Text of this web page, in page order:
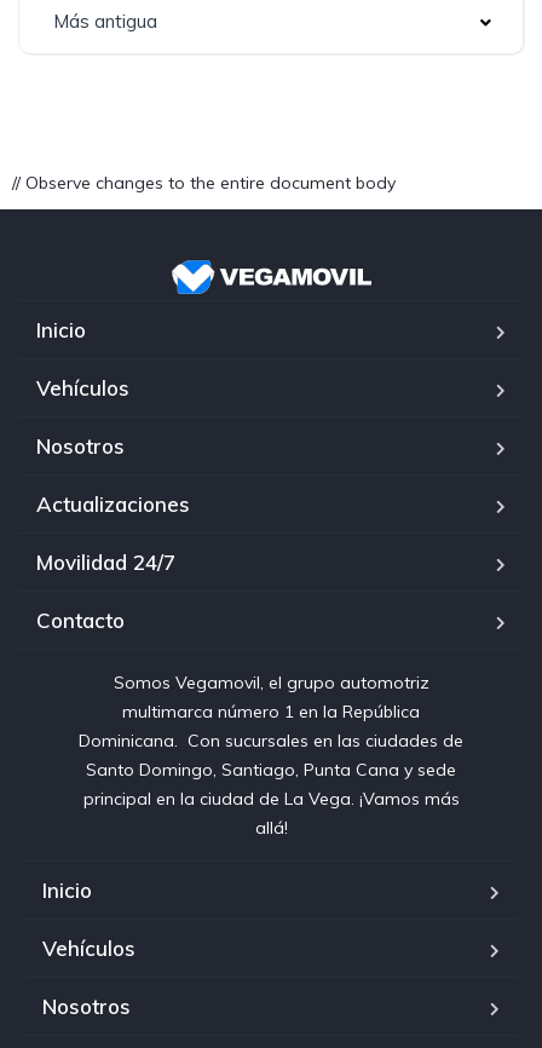
Más antigua
// Observe changes to the entire document body
Inicio
Vehículos
Nosotros
Actualizaciones
Movilidad 24/7
Contacto
Somos Vegamovil, el grupo automotriz
multimarca número 1 en la República
Dominicana⁣. ⁣ Con sucursales en las ciudades de
Santo Domingo, Santiago, Punta Cana y sede
principal en la ciudad de La Vega. ¡Vamos más
allá!
Inicio
Vehículos
Nosotros